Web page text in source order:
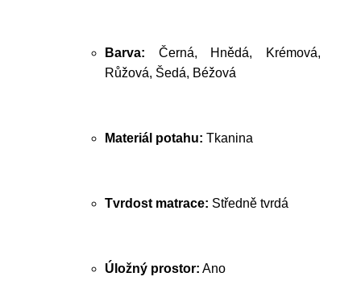
Barva: Černá, Hnědá, Krémová,
Růžová, Šedá, Béžová
Materiál potahu: Tkanina
Tvrdost matrace: Středně tvrdá
Úložný prostor: Ano